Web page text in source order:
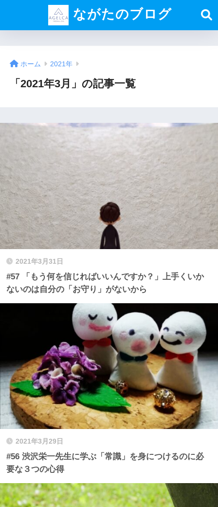
ながたのブログ
ホーム 2021年
「2021年3月」の記事一覧
2021年3月31日
#57 「もう何を信じればいいんですか？」上手くいか
ないのは自分の「お守り」がないから
2021年3月29日
#56 渋沢栄一先生に学ぶ「常識」を身につけるのに必
要な３つの心得